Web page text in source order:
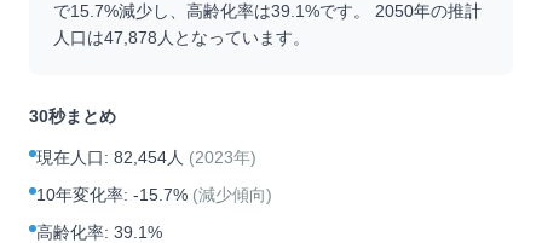
で15.7%減少し、高齢化率は39.1%です。 2050年の推計
人口は47,878 人となっています。
30秒まとめ
現在人口: 82,454人 (2023年)
10年変化率: -15.7% (減少傾向)
高齢化率: 39.1%